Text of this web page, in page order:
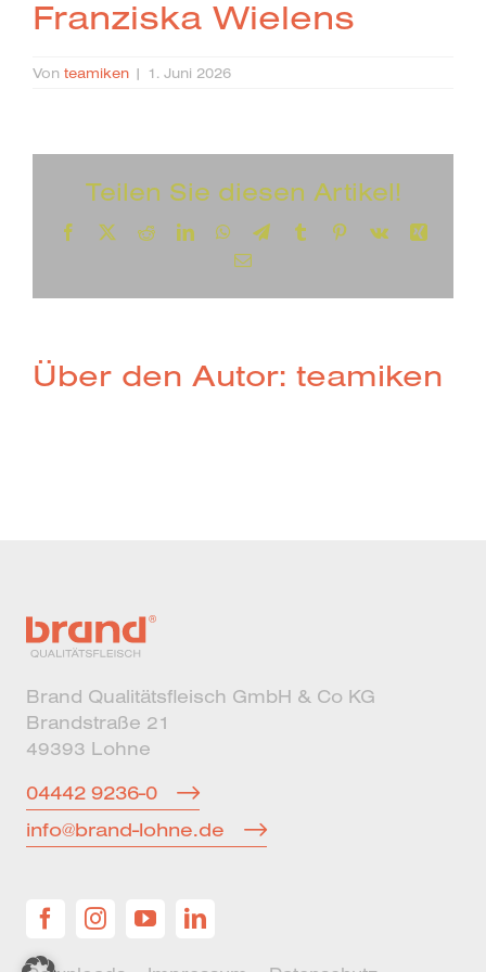
Franziska Wielens
Von teamiken | 1. Juni 2026
Teilen Sie diesen Artikel!
Facebook
X RedditLinkedInWhatsApp
TelegramTumblrPinterest
Vk
Xing
E-
Über den Autor: teamiken
Brand Qualitätsfleisch GmbH & Co KG
Brandstraße 21
49393 Lohne
04442 9236-0
info@brand-lohne.de